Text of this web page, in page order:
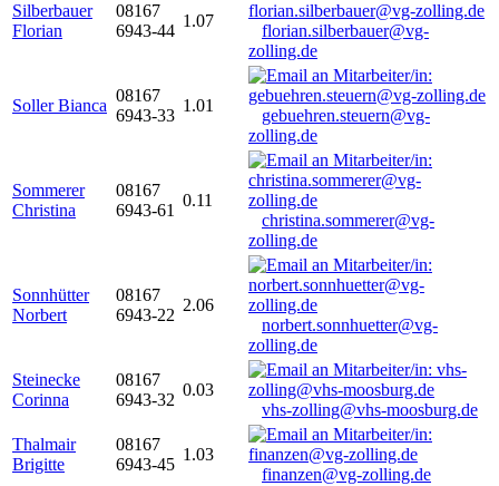
Silberbauer
Florian
08167
6943-44
1.07
florian.silberbauer@vg-
zolling.de
Soller Bianca
08167
6943-33
1.01
gebuehren.steuern@vg-
zolling.de
Sommerer
Christina
08167
6943-61
0.11
christina.sommerer@vg-
zolling.de
Sonnhütter
Norbert
08167
6943-22
2.06
norbert.sonnhuetter@vg-
zolling.de
Steinecke
Corinna
08167
6943-32
0.03
vhs-zolling@vhs-moosburg.de
Thalmair
Brigitte
08167
6943-45
1.03
finanzen@vg-zolling.de